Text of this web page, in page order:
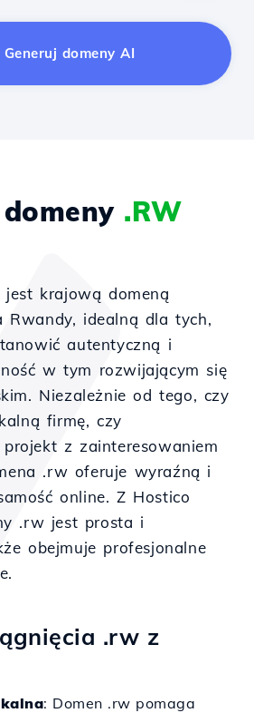
Generuj domeny AI
.RW
jest krajową domeną
Rwandy, idealną dla tych,
autentyczną i
w tym rozwijającym się
Niezależnie od tego, czy
firmę, czy
z zainteresowaniem
.rw oferuje wyraźną i
online. Z Hostico
.rw jest prosta i
obejmuje profesjonalne
.rw z
: Domen .rw pomaga